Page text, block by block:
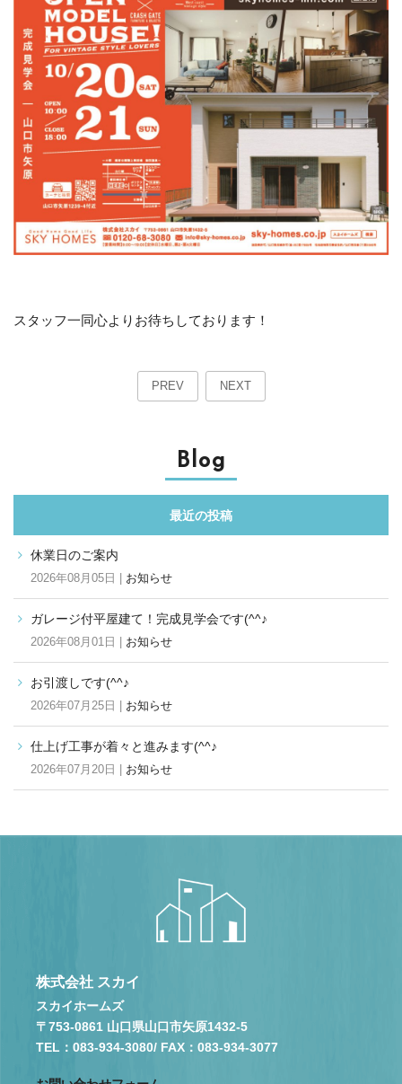
スタッフ一同心よりお待ちしております！
PREV NEXT
Blog
最近の投稿
休業日のご案内
2026年08月05日 | お知らせ
ガレージ付平屋建て！完成見学会です(^^♪
2026年08月01日 | お知らせ
お引渡しです(^^♪
2026年07月25日 | お知らせ
仕上げ工事が着々と進みます(^^♪
2026年07月20日 | お知らせ
株式会社 スカイ
スカイホームズ
〒753-0861 山口県山口市矢原1432-5
TEL：083-934-3080/ FAX：083-934-3077